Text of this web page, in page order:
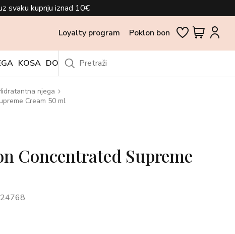
svaku kupnju iznad 10€
Loyalty program Poklon bon
KOSA DODACI OUTLET
njega
Cream 50 ml
Concentrated Supreme